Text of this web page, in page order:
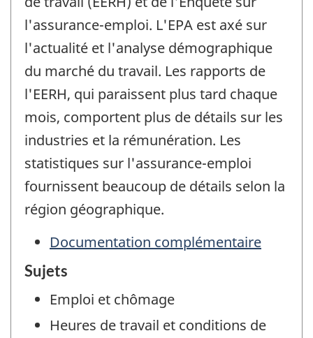
l'assurance-emploi. L'EPA est axé sur
l'actualité et l'analyse démographique
du marché du travail. Les rapports de
l'EERH, qui paraissent plus tard chaque
mois, comportent plus de détails sur les
industries et la rémunération. Les
statistiques sur l'assurance-emploi
fournissent beaucoup de détails selon la
région géographique.
Documentation complémentaire
Sujets
Emploi et chômage
Heures de travail et conditions de